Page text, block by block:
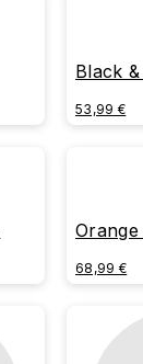
Black
53,99 €
68,99 €